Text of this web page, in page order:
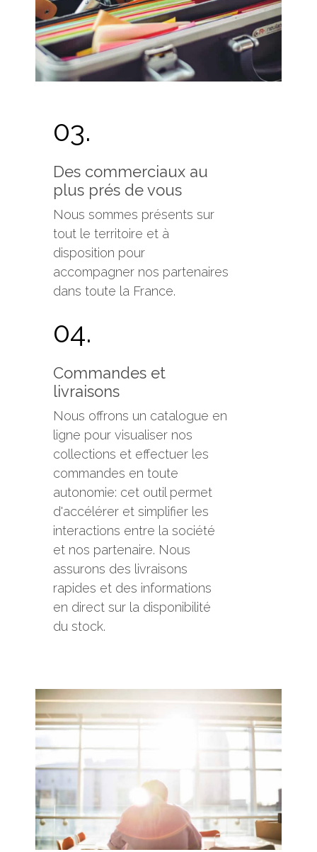
03.
Des commerciaux au
plus prés de vous
Nous sommes présents sur
tout le territoire et à
disposition pour
accompagner nos partenaires
dans toute la France.
04.
Commandes et
livraisons
Nous offrons un catalogue en
ligne pour visualiser nos
collections et effectuer les
commandes en toute
autonomie: cet outil permet
d'accélérer et simplifier les
interactions entre la société
et nos partenaire. Nous
assurons des livraisons
rapides et des informations
en direct sur la disponibilité
du stock.